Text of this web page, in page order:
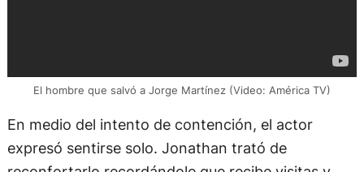
El hombre que salvó a Jorge Martínez (Video: América TV)
En medio del intento de contención, el actor
expresó sentirse solo. Jonathan trató de